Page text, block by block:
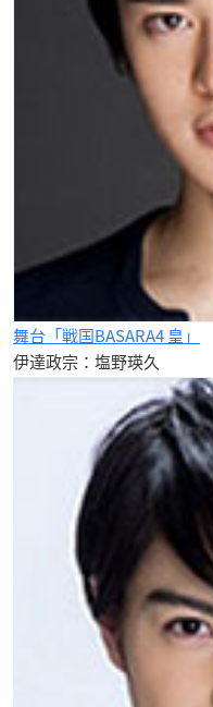
舞台「戦国BASARA4 皇」
伊達政宗：塩野瑛久